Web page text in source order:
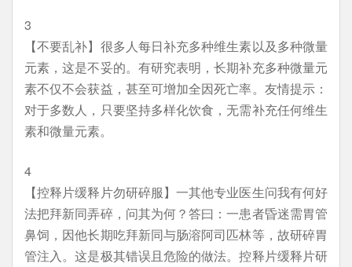
3
【不要乱补】很多人每日补充多种维生素以及多种微量
元素，这是不妥的。有研究表明，长期补充多种微量元
素不仅不会获益，甚至可增加全因死亡率。友情提示：
对于多数人，只要坚持多样化饮食，无需补充任何维生
素和微量元素。
4
【控释片缓释片勿研碎服】一其他专业医生问我有何好
法把拜新同弄碎，问其为何？答曰：一患者昏迷需胃管
鼻饲，因他长期吃拜新同与肠溶阿司匹林等，故研碎胃
管注入。这是极其错误且危险的做法。控释片缓释片研